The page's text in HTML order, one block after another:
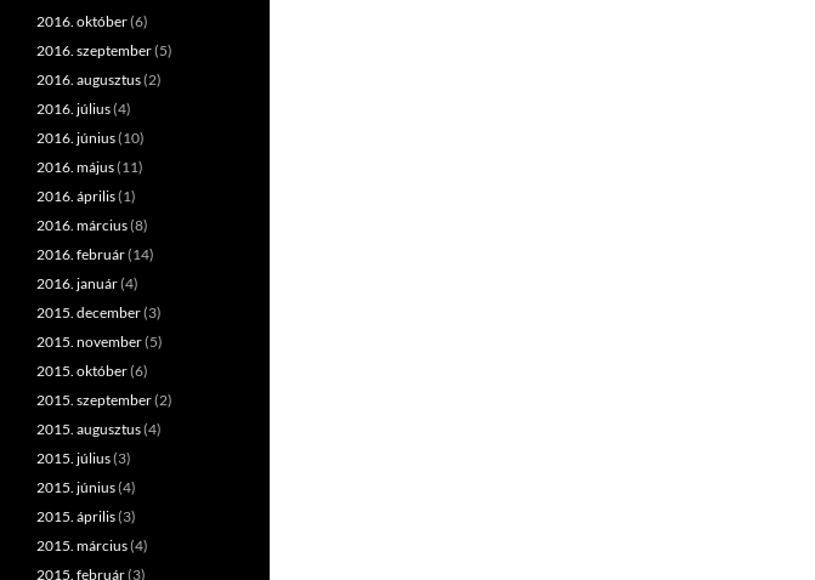
2016. október(6)
2016. szeptember(5)
2016. augusztus(2)
2016. július(4)
2016. június(10)
2016. május(11)
2016. április(1)
2016. március(8)
2016. február(14)
2016. január(4)
2015. december(3)
2015. november(5)
2015. október(6)
2015. szeptember(2)
2015. augusztus(4)
2015. július(3)
2015. június(4)
2015. április(3)
2015. március(4)
2015. február(3)